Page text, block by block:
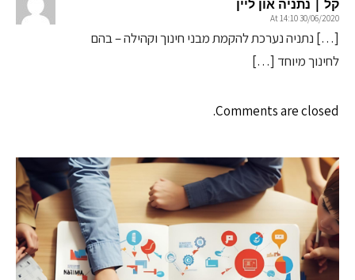
קל | נתניה און ליין
30/06/2020 At 14:10
[…] נתניה נערכת להקמת מבני חינוך וקהילה – בהם
לחינוך מיוחד […]
Comments are closed.